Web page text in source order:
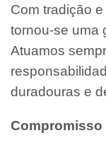
Com tradição
tornou-se uma
Atuamos
duradouras e
Compromisso